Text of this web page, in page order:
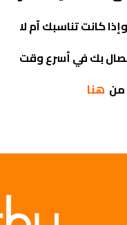
بك في أسرع وقت
من هنا